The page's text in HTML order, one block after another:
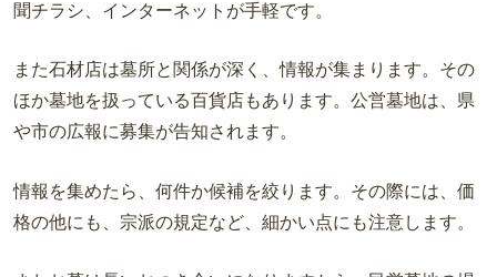
聞チラシ、インターネットが手軽です。
また石材店は墓所と関係が深く、情報が集まります。その
ほか墓地を扱っている百貨店もあります。公営墓地は、県
や市の広報に募集が告知されます。
情報を集めたら、何件か候補を絞ります。その際には、価
格の他にも、宗派の規定など、細かい点にも注意します。